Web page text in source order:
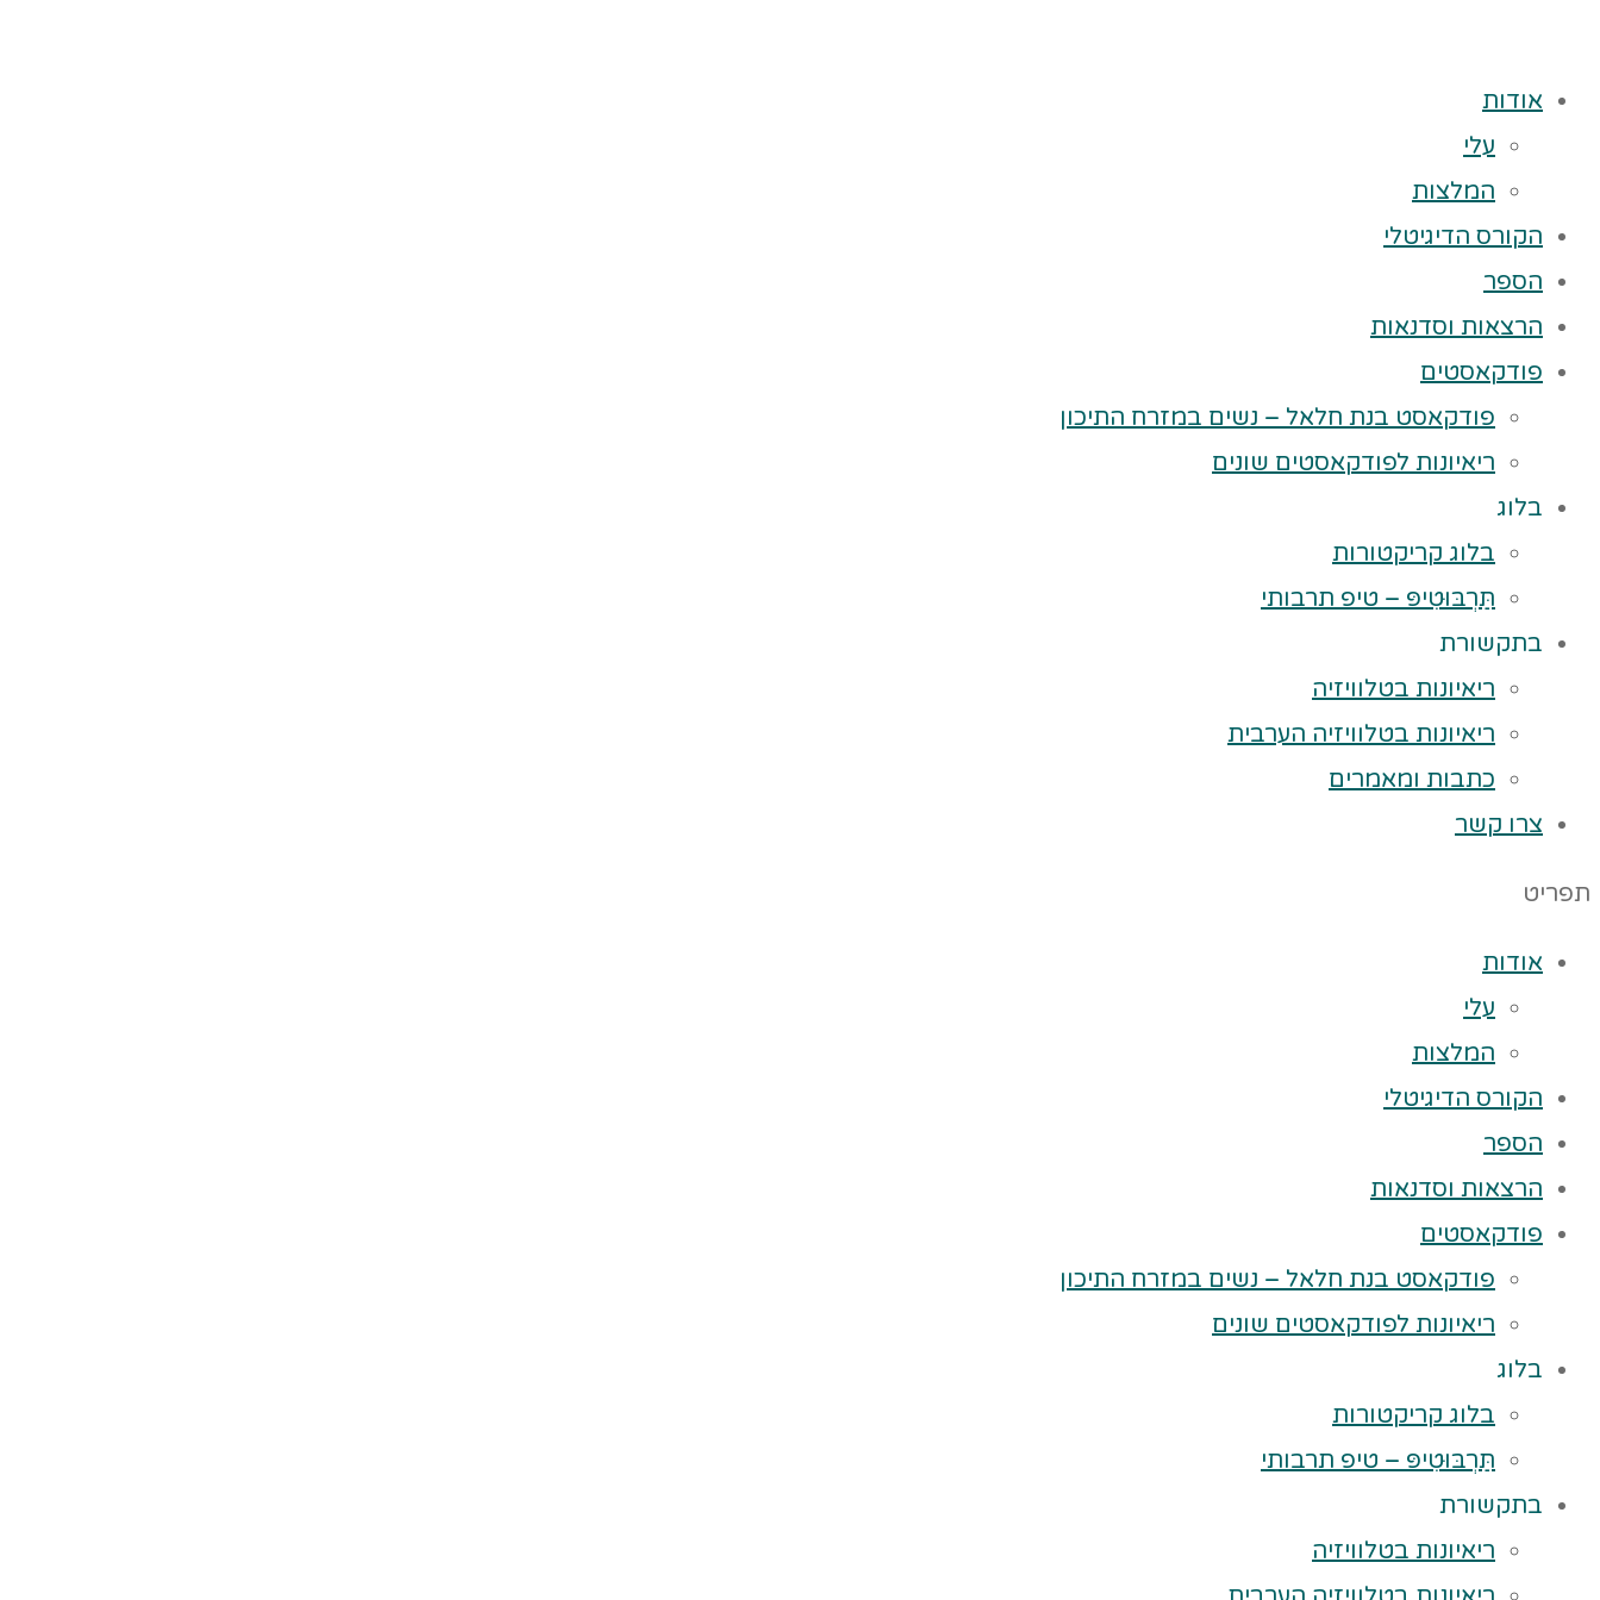
אודות
עלי
המלצות
הקורס הדיגיטלי
הספר
הרצאות וסדנאות
פודקאסטים
פודקאסט בנת חלאל – נשים במזרח התיכון
ריאיונות לפודקאסטים שונים
בלוג
בלוג קריקטורות
תַּרְבּוּטִיפּ – טיפ תרבותי
בתקשורת
ריאיונות בטלוויזיה
ריאיונות בטלוויזיה הערבית
כתבות ומאמרים
צרו קשר
תפריט
אודות
עלי
המלצות
הקורס הדיגיטלי
הספר
הרצאות וסדנאות
פודקאסטים
פודקאסט בנת חלאל – נשים במזרח התיכון
ריאיונות לפודקאסטים שונים
בלוג
בלוג קריקטורות
תַּרְבּוּטִיפּ – טיפ תרבותי
בתקשורת
ריאיונות בטלוויזיה